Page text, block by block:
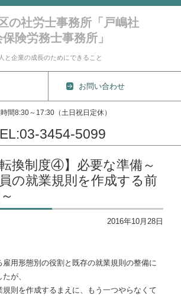
の社労士事務所「戸嶋社
保険労務士事務所」
人と企業の成長のためにできること
お問い合わせ
間8:30～17:30（土日祝日定休）
3454-5099
転換制度④】必要な準備～
の就業規則を作成する前
2016年10月28日
用形態別の役割と既存の就業規則の整備に
が、
則を作成するまえに、もう一つやらなくて